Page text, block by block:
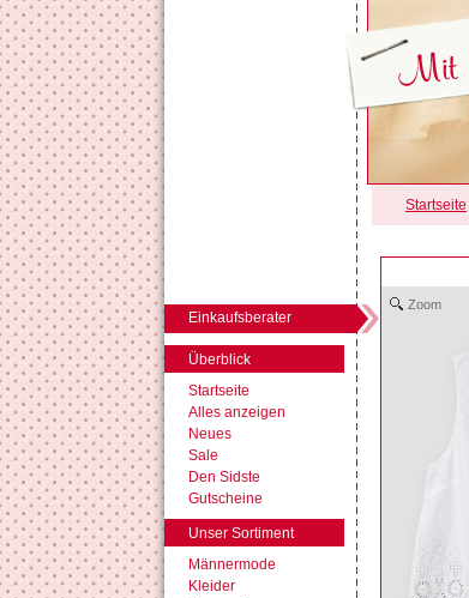
Überblick
Startseite
Alles anzeigen
Neues
Sale
Den Sidste
Gutscheine
Unser Sortiment
Männermode
Kleider
Startseite
Einkaufsberater
Zoom